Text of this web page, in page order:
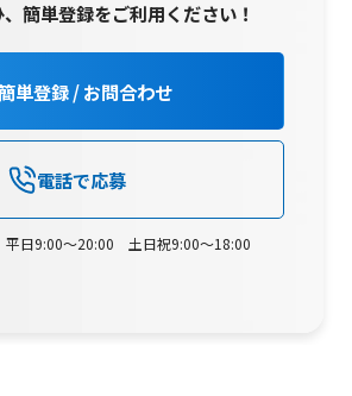
簡単登録をご利用ください！
単登録 / お問合わせ
電話で応募
日9:00～20:00 土日祝9:00～18:00